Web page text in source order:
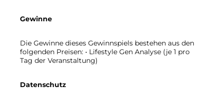
Gewinne
Die Gewinne dieses Gewinnspiels bestehen aus den
folgenden Preisen: • Lifestyle Gen Analyse (je 1 pro
Tag der Veranstaltung)
Datenschutz